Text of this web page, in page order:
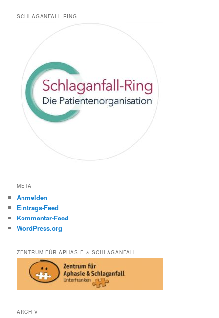
SCHLAGANFALL-RING
META
Anmelden
Eintrags-Feed
Kommentar-Feed
WordPress.org
ZENTRUM FÜR APHASIE & SCHLAGANFALL
ARCHIV